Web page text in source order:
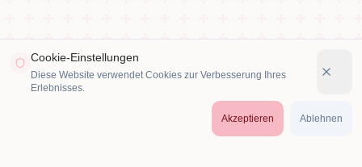
Cookie-Einstellungen
Diese Website verwendet Cookies zur Verbesserung Ihres
Erlebnisses.
Akzeptieren Ablehnen